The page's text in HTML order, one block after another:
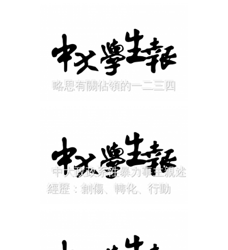
略思有關佔領的一二三四
中大政政系性暴力事主親述
經歷：創傷、轉化、行動